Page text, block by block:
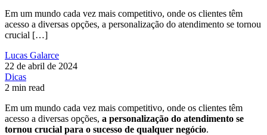
Em um mundo cada vez mais competitivo, onde os clientes têm
acesso a diversas opções, a personalização do atendimento se tornou
crucial […]
Lucas Galarce
22 de abril de 2024
Dicas
2 min read
Em um mundo cada vez mais competitivo, onde os clientes têm
acesso a diversas opções, a personalização do atendimento se
tornou crucial para o sucesso de qualquer negócio.